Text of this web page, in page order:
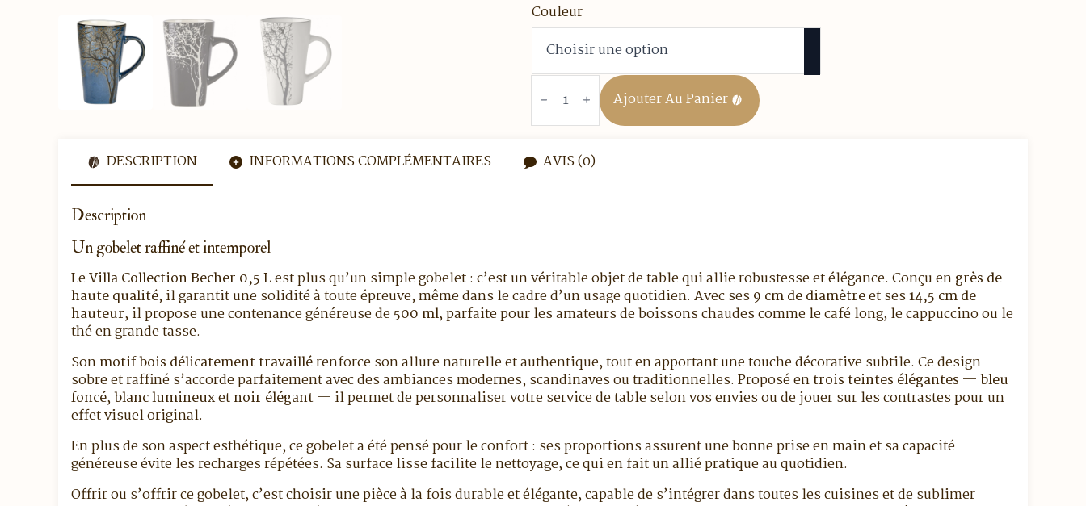
Couleur
quantité
Mug
grès
cl
Ajouter Au Panier
DESCRIPTION INFORMATIONS COMPLÉMENTAIRES AVIS (0)
Description
Un gobelet raffiné et intemporel
LeVilla Collection Becher 0,5 Lest plus qu’un simple gobelet : c’est un véritable objet de table qui allie robustesse et élégance. Conçu engrès de
haute qualité, il garantit une solidité à toute épreuve, même dans le cadre d’un usage quotidien. Avec ses9 cm de diamètreet ses14,5 cm de
hauteur, il propose une contenance généreuse de500 ml, parfaite pour les amateurs de boissons chaudes comme le café long, le cappuccino ou le
thé en grande tasse.
Sonmotif bois délicatement travaillérenforce son allure naturelle et authentique, tout en apportant une touche décorative subtile. Ce design
sobre et raffiné s’accorde parfaitement avec des ambiances modernes, scandinaves ou traditionnelles. Proposé entrois teintes élégantes —bleu
foncé,blanc lumineuxetnoir élégant— il permet de personnaliser votre service de table selon vos envies ou de jouer sur les contrastes pour un
effet visuel original.
En plus de son aspect esthétique, ce gobelet a été pensé pour le confort : ses proportions assurent une bonne prise en main et sa capacité
généreuse évite les recharges répétées. Sa surface lisse facilite le nettoyage, ce qui en fait un allié pratique au quotidien.
Offrir ou s’offrir ce gobelet, c’est choisir une pièce à la fois durable et élégante, capable de s’intégrer dans toutes les cuisines et de sublimer